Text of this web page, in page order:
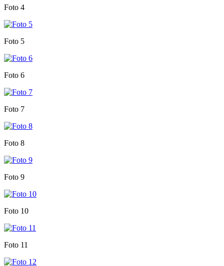
Foto 4
Foto 5
Foto 6
Foto 7
Foto 8
Foto 9
Foto 10
Foto 11